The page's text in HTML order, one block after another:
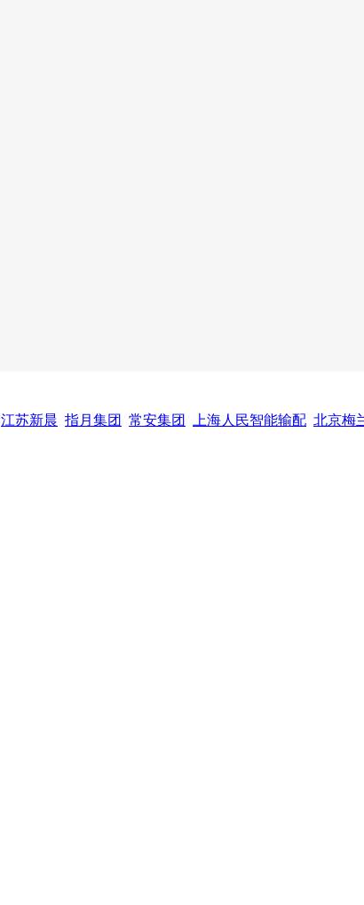
江苏新晨 指月集团 常安集团 上海人民智能输配 北京梅